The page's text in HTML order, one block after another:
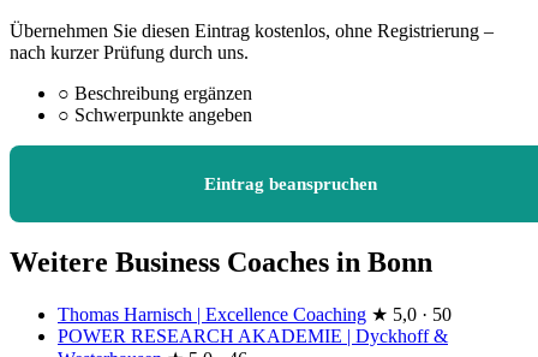
Übernehmen Sie diesen Eintrag kostenlos, ohne Registrierung –
nach kurzer Prüfung durch uns.
○ Beschreibung ergänzen
○ Schwerpunkte angeben
Eintrag beanspruchen
Weitere Business Coaches in Bonn
Thomas Harnisch | Excellence Coaching ★ 5,0 · 50
POWER RESEARCH AKADEMIE | Dyckhoff &